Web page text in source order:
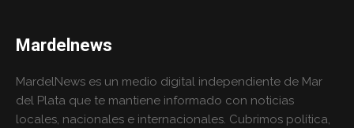
Mardelnews
MardelNews es un medio digital independiente de Mar
del Plata que te mantiene informado con noticias
locales, nacionales e internacionales. Cubrimos política,